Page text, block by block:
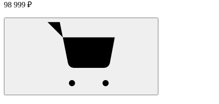
98 999 ₽